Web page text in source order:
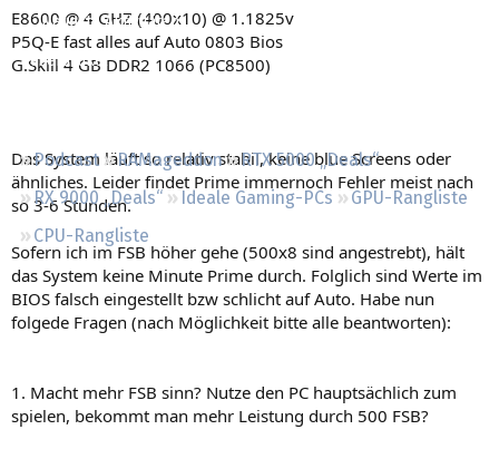
Neueste Aktivitäten
Leserartikel
Podcast RAMageddon
RTX 5000 „Deals“
RX 9000 „Deals“
Ideale Gaming-PCs
GPU-Rangliste
CPU-Rangliste
E8600 @ 4 GHZ (400x10) @ 1.1825v
P5Q-E fast alles auf Auto 0803 Bios
G.Skill 4 GB DDR2 1066 (PC8500)
Das System läuft so relativ stabil, keine blue Screens oder
ähnliches. Leider findet Prime immernoch Fehler meist nach
so 3-6 Stunden.
Sofern ich im FSB höher gehe (500x8 sind angestrebt), hält
das System keine Minute Prime durch. Folglich sind Werte im
BIOS falsch eingestellt bzw schlicht auf Auto. Habe nun
folgede Fragen (nach Möglichkeit bitte alle beantworten):
1. Macht mehr FSB sinn? Nutze den PC hauptsächlich zum
spielen, bekommt man mehr Leistung durch 500 FSB?